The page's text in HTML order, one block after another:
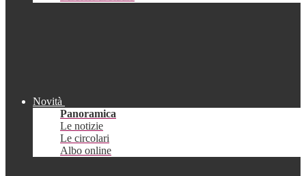
Novità
Panoramica
Le notizie
Le circolari
Albo online